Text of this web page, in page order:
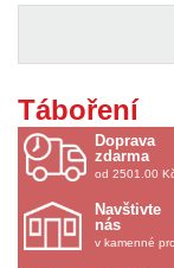
Táboření
Doprava
zdarma
od 2501.00
Navštivte
nás
v kamenné